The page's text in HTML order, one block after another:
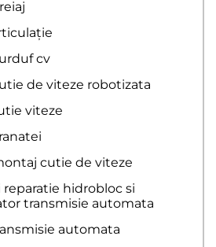
cv
de viteze robotizata
viteze
cutie de viteze
reparatie hidrobloc si
transmisie automata
automata